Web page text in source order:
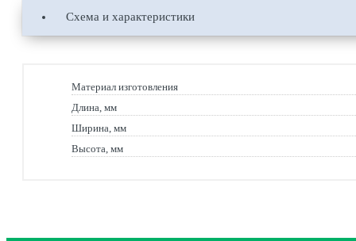
Схема и характеристики
Материал изготовления
Длина, мм
Ширина, мм
Высота, мм